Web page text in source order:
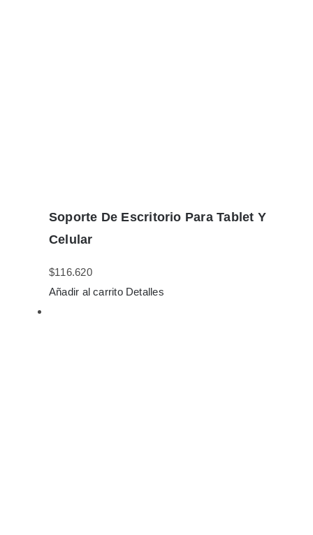
Soporte De Escritorio Para Tablet Y
Celular
$116.620
Añadir al carrito Detalles